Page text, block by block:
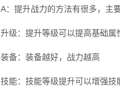
A：提升战力的方法有很多，主要
升级：提升等级可以提高基础属
装备：装备越好，战力越高
技能：技能等级提升可以增强技